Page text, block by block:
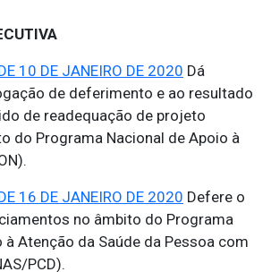
10 DE JANEIRO DE 2020 Dá
de deferimento e ao resultado
de readequação de projeto
do Programa Nacional de Apoio à
16 DE JANEIRO DE 2020 Defere o
no âmbito do Programa
à Atenção da Saúde da Pessoa com
PCD).